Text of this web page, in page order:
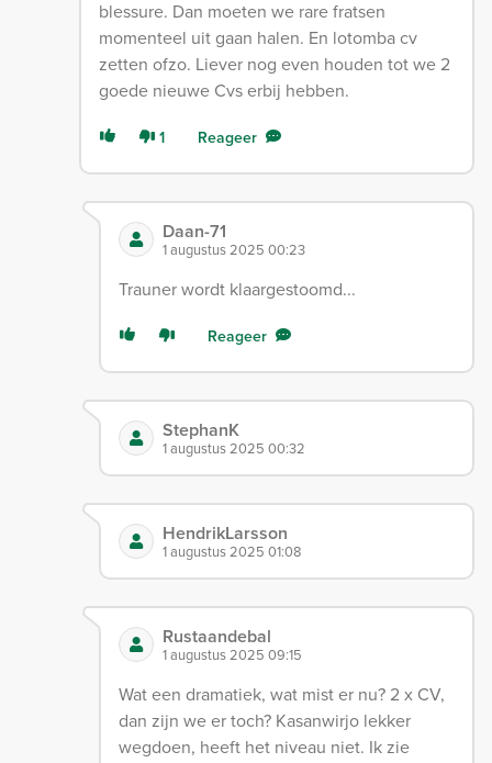
blessure. Dan moeten we rare fratsen
momenteel uit gaan halen. En lotomba cv
zetten ofzo. Liever nog even houden tot we 2
goede nieuwe Cvs erbij hebben.
1 Reageer
Daan-71
1 augustus 2025 00:23
Trauner wordt klaargestoomd...
Reageer
StephanK
1 augustus 2025 00:32
HendrikLarsson
1 augustus 2025 01:08
Rustaandebal
1 augustus 2025 09:15
Wat een dramatiek, wat mist er nu? 2 x CV,
dan zijn we er toch? Kasanwirjo lekker
wegdoen, heeft het niveau niet. Ik zie